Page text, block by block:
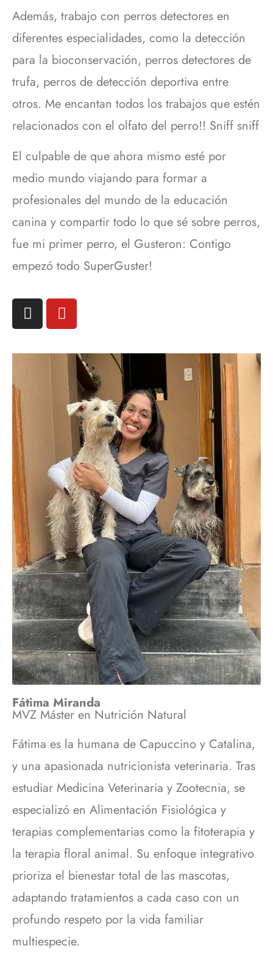
Además, trabajo con perros detectores en
diferentes especialidades, como la detección
para la bioconservación, perros detectores de
trufa, perros de detección deportiva entre
otros. Me encantan todos los trabajos que estén
relacionados con el olfato del perro!! Sniff sniff
El culpable de que ahora mismo esté por
medio mundo viajando para formar a
profesionales del mundo de la educación
canina y compartir todo lo que sé sobre perros,
fue mi primer perro, el Gusteron: Contigo
empezó todo SuperGuster!
Fátima Miranda
MVZ Máster en Nutrición Natural
Fátima es la humana de Capuccino y Catalina,
y una apasionada nutricionista veterinaria. Tras
estudiar Medicina Veterinaria y Zootecnia, se
especializó en Alimentación Fisiológica y
terapias complementarias como la fitoterapia y
la terapia floral animal. Su enfoque integrativo
prioriza el bienestar total de las mascotas,
adaptando tratamientos a cada caso con un
profundo respeto por la vida familiar
multiespecie.